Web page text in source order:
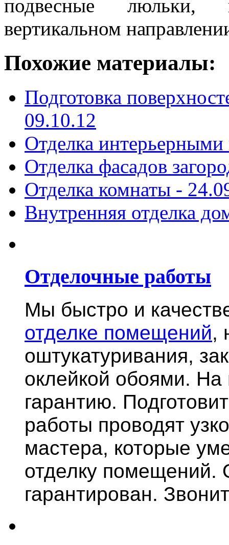
подвесные люльки,
вертикальном
Похожие материалы:
Подготовка
09.10.12
Отделка
Отделка фасадов
Отделка комнаты -
Внутренняя отделка
Отделочные работы
Мы быстро и
отделке помещений,
оштукатуривания,
оклейкой обоями.
гарантию.
работы проводят
мастера, которые
отделку помещений.
гарантирован.